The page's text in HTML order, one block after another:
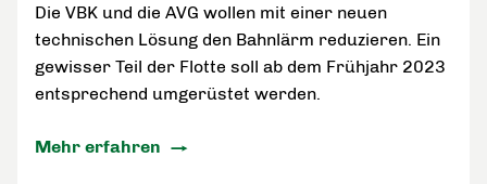
Die VBK und die AVG wollen mit einer neuen
technischen Lösung den Bahnlärm reduzieren. Ein
gewisser Teil der Flotte soll ab dem Frühjahr 2023
entsprechend umgerüstet werden.
Mehr erfahren